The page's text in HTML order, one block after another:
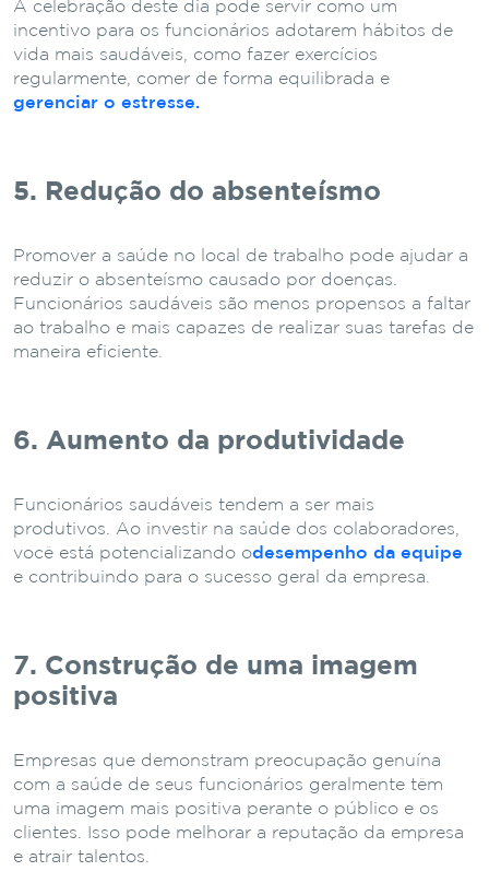
A celebração deste dia pode servir como um
incentivo para os funcionários adotarem hábitos de
vida mais saudáveis, como fazer exercícios
regularmente, comer de forma equilibrada e
gerenciar o estresse.
5. Redução do absenteísmo
Promover a saúde no local de trabalho pode ajudar a
reduzir o absenteísmo causado por doenças.
Funcionários saudáveis ​​são menos propensos a faltar
ao trabalho e mais capazes de realizar suas tarefas de
maneira eficiente.
6. Aumento da produtividade
Funcionários saudáveis ​​tendem a ser mais
produtivos. Ao investir na saúde dos colaboradores,
você está potencializando odesempenho da equipe
e contribuindo para o sucesso geral da empresa.
7. Construção de uma imagem
positiva
Empresas que demonstram preocupação genuína
com a saúde de seus funcionários geralmente têm
uma imagem mais positiva perante o público e os
clientes. Isso pode melhorar a reputação da empresa
e atrair talentos.